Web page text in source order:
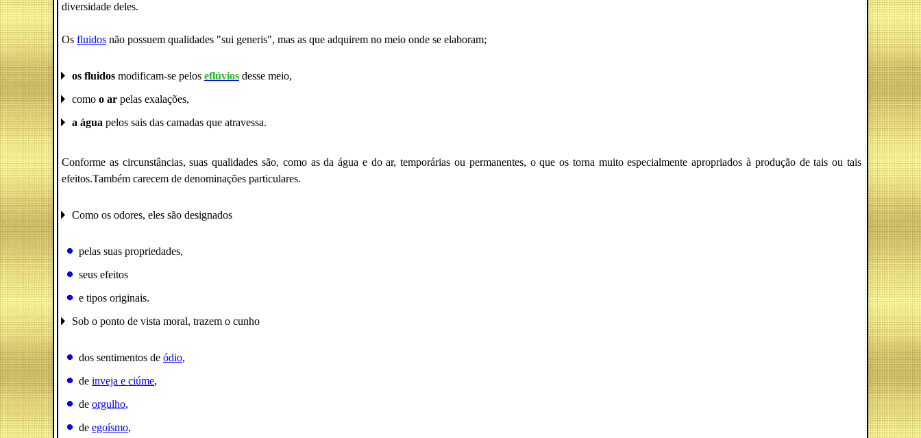
diversidade deles.
Os fluidos não possuem qualidades "sui generis", mas as que adquirem no meio onde se elaboram;
os fluidos modificam-se pelos eflúvios desse meio,
como o ar pelas exalações,
a água pelos sais das camadas que atravessa.
Conforme as circunstâncias, suas qualidades são, como as da água e do ar, temporárias ou permanentes, o que os torna muito especialmente apropriados à produção de tais ou tais
efeitos.Também carecem de denominações particulares.
Como os odores, eles são designados
pelas suas propriedades,
seus efeitos
e tipos originais.
Sob o ponto de vista moral, trazem o cunho
dos sentimentos de ódio,
de inveja e ciúme,
de orgulho,
de egoísmo,